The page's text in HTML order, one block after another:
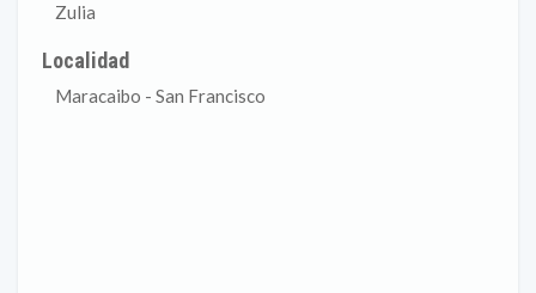
Zulia
Localidad
Maracaibo - San Francisco